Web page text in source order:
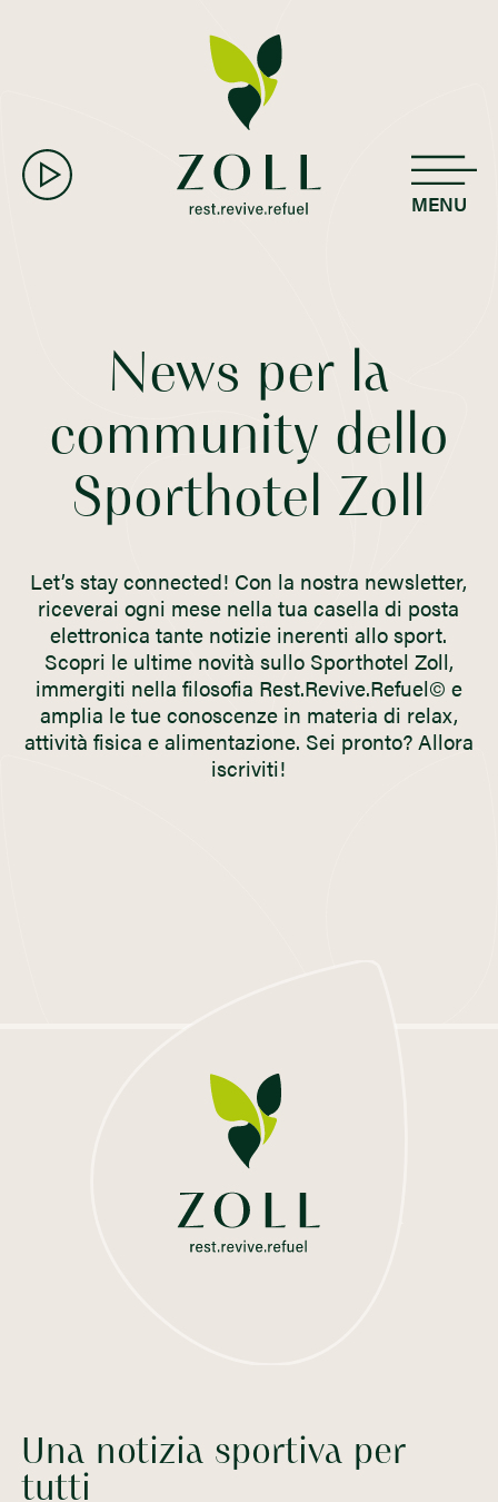
MENU
News per la
community dello
Sporthotel Zoll
Let’s stay connected! Con la nostra newsletter,
riceverai ogni mese nella tua casella di posta
elettronica tante notizie inerenti allo sport.
Scopri le ultime novità sullo Sporthotel Zoll,
immergiti nella filosofia Rest.Revive.Refuel© e
amplia le tue conoscenze in materia di relax,
attività fisica e alimentazione. Sei pronto? Allora
iscriviti!
Una notizia sportiva per
tutti